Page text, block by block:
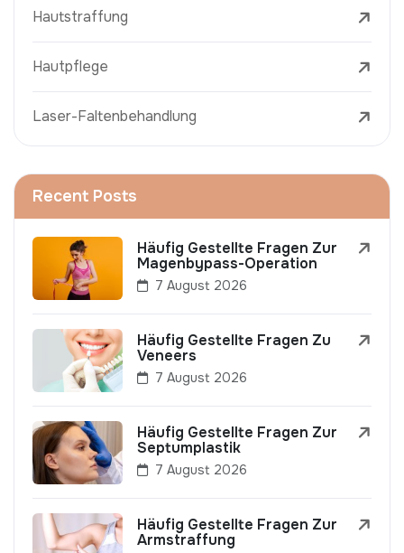
Hautstraffung
Hautpflege
Laser-Faltenbehandlung
Recent Posts
Häufig Gestellte Fragen Zur
Magenbypass-Operation
7 August 2026
Häufig Gestellte Fragen Zu
Veneers
7 August 2026
Häufig Gestellte Fragen Zur
Septumplastik
7 August 2026
Häufig Gestellte Fragen Zur
Armstraffung